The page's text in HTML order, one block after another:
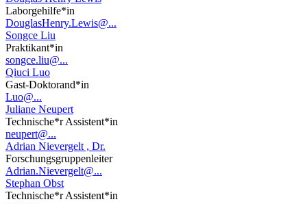
Laborgehilfe*in
DouglasHenry.Lewis@...
Songce Liu
Praktikant*in
songce.liu@...
Qiuci Luo
Gast-Doktorand*in
Luo@...
Juliane Neupert
Technische*r Assistent*in
neupert@...
Adrian Nievergelt , Dr.
Forschungsgruppenleiter
Adrian.Nievergelt@...
Stephan Obst
Technische*r Assistent*in